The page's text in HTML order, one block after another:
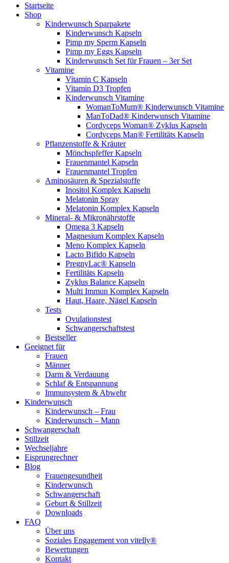
Startseite
Shop
Kinderwunsch Sparpakete
Kinderwunsch Kapseln
Pimp my Sperm Kapseln
Pimp my Eggs Kapseln
Kinderwunsch Set für Frauen – 3er Set
Vitamine
Vitamin C Kapseln
Vitamin D3 Tropfen
Kinderwunsch Vitamine
WomanToMum® Kinderwunsch Vitamine
ManToDad® Kinderwunsch Vitamine
Cordyceps Woman® Zyklus Kapseln
Cordyceps Man® Fertilitäts Kapseln
Pflanzenstoffe & Kräuter
Mönchspfeffer Kapseln
Frauenmantel Kapseln
Frauenmantel Tropfen
Aminosäuren & Spezialstoffe
Inositol Komplex Kapseln
Melatonin Spray
Melatonin Komplex Kapseln
Mineral- & Mikronährstoffe
Omega 3 Kapseln
Magnesium Komplex Kapseln
Meno Komplex Kapseln
Lacto Bifido Kapseln
PregnyLac® Kapseln
Fertilitäts Kapseln
Zyklus Balance Kapseln
Multi Immun Komplex Kapseln
Haut, Haare, Nägel Kapseln
Tests
Ovulationstest
Schwangerschaftstest
Bestseller
Geeignet für
Frauen
Männer
Darm & Verdauung
Schlaf & Entspannung
Immunsystem & Abwehr
Kinderwunsch
Kinderwunsch – Frau
Kinderwunsch – Mann
Schwangerschaft
Stillzeit
Wechseljahre
Eisprungrechner
Blog
Frauengesundheit
Kinderwunsch
Schwangerschaft
Geburt & Stillzeit
Downloads
FAQ
Über uns
Soziales Engagement von vitelly®
Bewertungen
Kontakt